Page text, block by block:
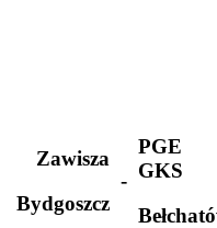
Zawisza
Bydgoszcz
-
PGE
GKS